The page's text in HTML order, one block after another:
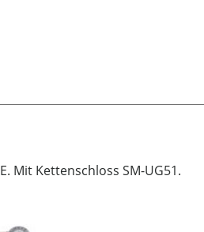
Mit Kettenschloss SM-UG51.